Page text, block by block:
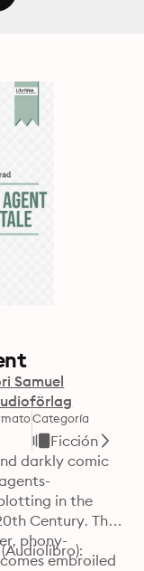
Samuel
Categoría
Ficción
darkly comic
in the
Century. The
phony-
embroiled